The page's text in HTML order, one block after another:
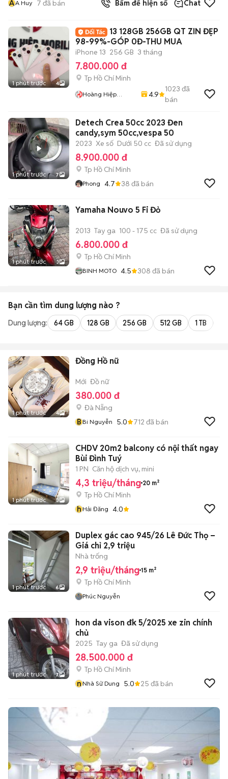
AA Huy 7 đã bán Bấm để hiện số Chat
1 phút trước 4
13 128GB 256GB QT ZIN ĐẸP
98-99%-GÓP 0Đ-THU MUA
iPhone 13 256 GB 3 tháng
7.800.000 đ
Tp Hồ Chí Minh
Hoàng Hiệp
4.9
1023 đã
bán
1 phút trước 7
Detech Crea 50cc 2023 Đen
candy,sym 50cc,vespa 50
2023 Xe số Dưới 50 cc Đã sử dụng
8.900.000 đ
Tp Hồ Chí Minh
Phong 4.7 38 đã bán
1 phút trước 3
Yamaha Nouvo 5 Fi Đỏ
2013 Tay ga 100 - 175 cc Đã sử dụng
6.800.000 đ
Tp Hồ Chí Minh
BINH MOTO 4.5 308 đã bán
Bạn cần tìm dung lượng nào ?
Dung lượng: 64 GB 128 GB 256 GB 512 GB 1 TB
1 phút trước 4
Đồng Hồ nữ
Mới Đồ nữ
380.000 đ
Đà Nẵng
BBi Nguyễn 5.0 712 đã bán
1 phút trước 3
CHDV 20m2 balcony có nội thất ngay
Bùi Đình Tuý
1 PN Căn hộ dịch vụ, mini
4,3 triệu/tháng 20 m²
Tp Hồ Chí Minh
hHải Đăng 4.0
1 phút trước 6
Duplex gác cao 945/26 Lê Đức Thọ –
Giá chỉ 2,9 triệu
Nhà trống
2,9 triệu/tháng 15 m²
Tp Hồ Chí Minh
Phúc Nguyễn
1 phút trước 7
hon da vison đk 5/2025 xe zin chính
chủ
2025 Tay ga Đã sử dụng
28.500.000 đ
Tp Hồ Chí Minh
nNhà Sử Dung 5.0 25 đã bán